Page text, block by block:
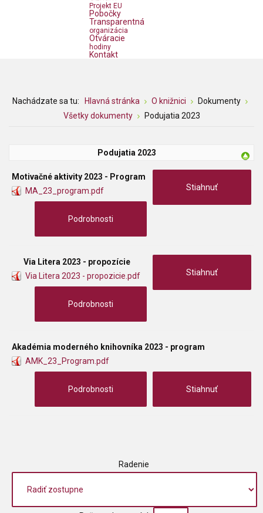
Projekt EU
Pobočky
Transparentná
organizácia
Otváracie
hodiny
Kontakt
Nachádzate sa tu: Hlavná stránka O knižnici
Dokumenty
Všetky dokumenty
Podujatia 2023
Podujatia 2023
Motivačné aktivity 2023 - Program
MA_23_program.pdf
Stiahnuť
Podrobnosti
Via Litera 2023 - propozície
Via Litera 2023 - propozicie.pdf
Stiahnuť
Podrobnosti
Akadémia moderného knihovníka 2023 - program
AMK_23_Program.pdf
Stiahnuť
Podrobnosti
Radenie